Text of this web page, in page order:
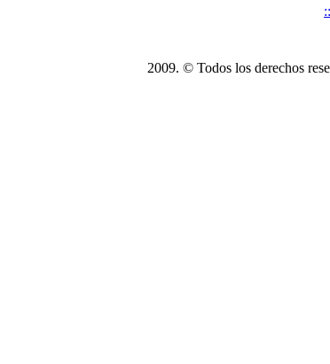
2009. © Todos los derechos